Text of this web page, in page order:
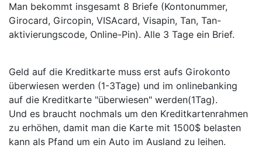
Man bekommt insgesamt 8 Briefe (Kontonummer,
Girocard, Gircopin, VISAcard, Visapin, Tan, Tan-
aktivierungscode, Online-Pin). Alle 3 Tage ein Brief.
Geld auf die Kreditkarte muss erst aufs Girokonto
überwiesen werden (1-3Tage) und im onlinebanking
auf die Kreditkarte "überwiesen" werden(1Tag).
Und es braucht nochmals um den Kreditkartenrahmen
zu erhöhen, damit man die Karte mit 1500$ belasten
kann als Pfand um ein Auto im Ausland zu leihen.